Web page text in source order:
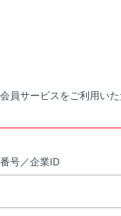
会員サービスをご利用い
号／企業ID